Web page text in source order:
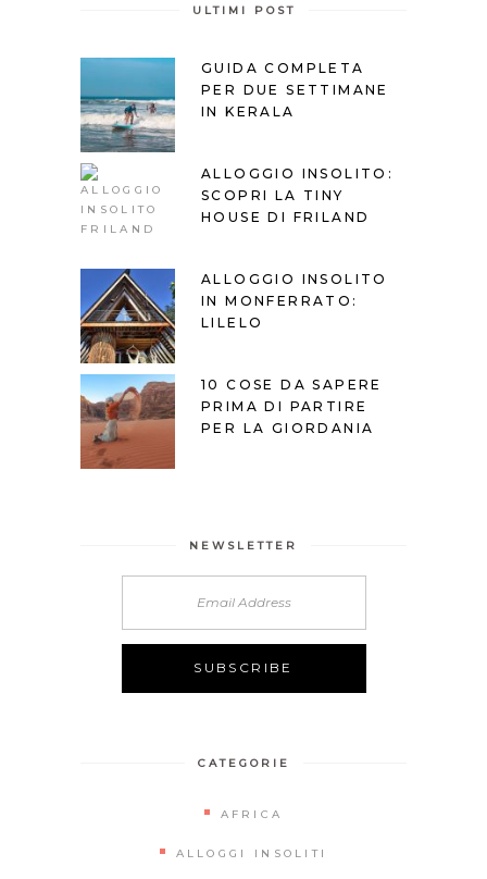
ULTIMI POST
GUIDA COMPLETA
PER DUE SETTIMANE
IN KERALA
ALLOGGIO INSOLITO:
SCOPRI LA TINY
HOUSE DI FRILAND
ALLOGGIO INSOLITO
IN MONFERRATO:
LILELO
10 COSE DA SAPERE
PRIMA DI PARTIRE
PER LA GIORDANIA
NEWSLETTER
CATEGORIE
AFRICA
ALLOGGI INSOLITI